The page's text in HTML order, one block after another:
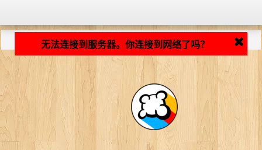
无法连接到服务器。你连接到网络了吗？
加载中... ...